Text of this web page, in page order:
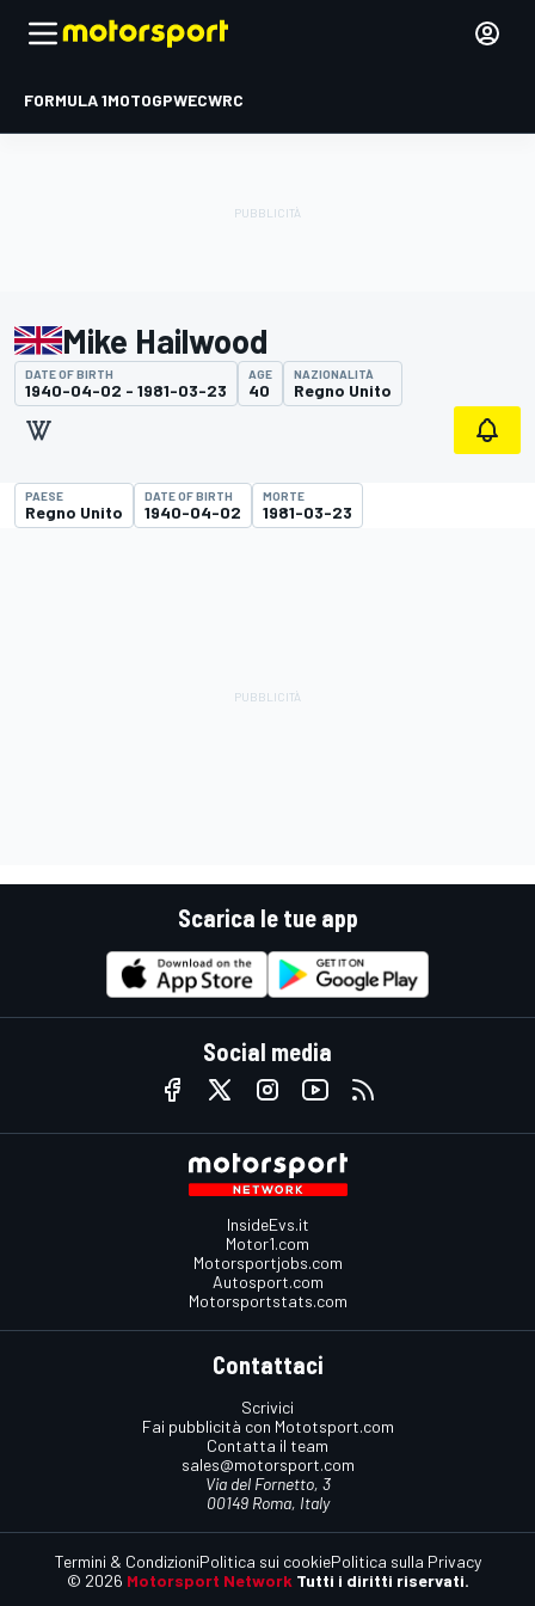
FORMULA 1MOTOGPWECWRC
Mike Hailwood
DATE OF BIRTH
1940-04-02 - 1981-03-23
AGE
40
NAZIONALITÀ
Regno Unito
PAESE
Regno Unito
DATE OF BIRTH
1940-04-02
MORTE
1981-03-23
Scarica le tue app
Social media
InsideEvs.it
Motor1.com
Motorsportjobs.com
Autosport.com
Motorsportstats.com
Contattaci
Scrivici
Fai pubblicità con Mototsport.com
Contatta il team
sales@motorsport.com
Via del Fornetto, 3
00149 Roma, Italy
© 2026 Motorsport Network Tutti i diritti riservati.
Termini & CondizioniPolitica sui cookiePolitica sulla Privacy